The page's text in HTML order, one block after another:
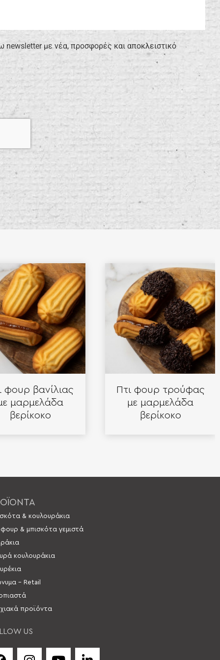
με νέα, προσφορές και αποκλειστικό
βανίλιας
βερίκοκο
Πτι φουρ τρούφας
με μαρμελάδα
βερίκοκο
& κουλουράκια
φουρ & μπισκότα γεμιστά
κουλουράκια
– Retail
προϊόντα
US